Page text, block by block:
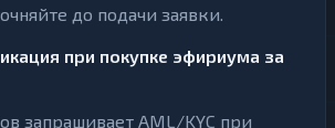
до подачи заявки.
при покупке эфириума за
запрашивает AML/KYC при